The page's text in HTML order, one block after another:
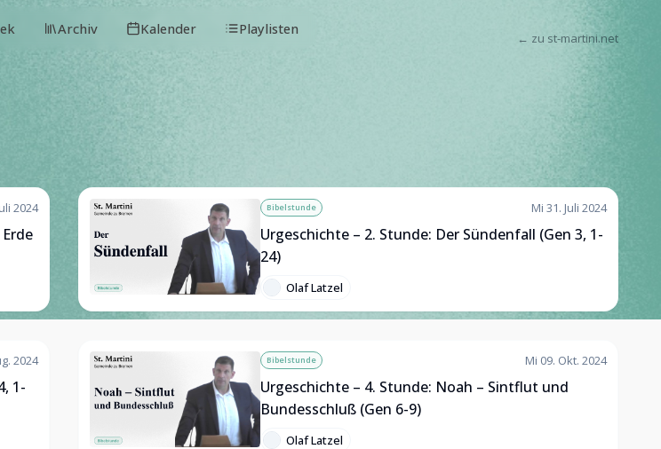
Archiv Kalender Playlisten
← zu st-martini.net
2024 Bibelstunde Mi 31. Juli 2024
Urgeschichte – 2. Stunde: Der Sündenfall (Gen 3, 1-
24)
Olaf Latzel
2024
1-
Bibelstunde Mi 09. Okt. 2024
Urgeschichte – 4. Stunde: Noah – Sintflut und
Bundesschluß (Gen 6-9)
Olaf Latzel